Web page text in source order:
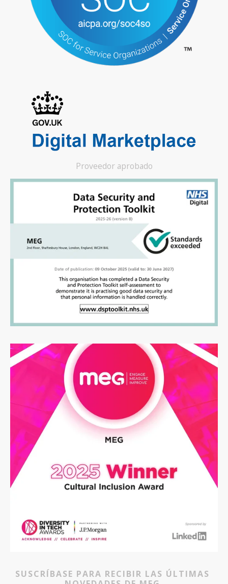
Proveedor aprobado
SUSCRÍBASE PARA RECIBIR LAS ÚLTIMAS